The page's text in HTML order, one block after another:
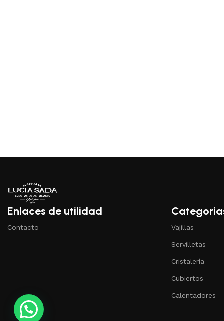
Enlaces de utilidad
Contacto Vajillas
Servilletas
Cristalería
Cubiertos
Calentadores